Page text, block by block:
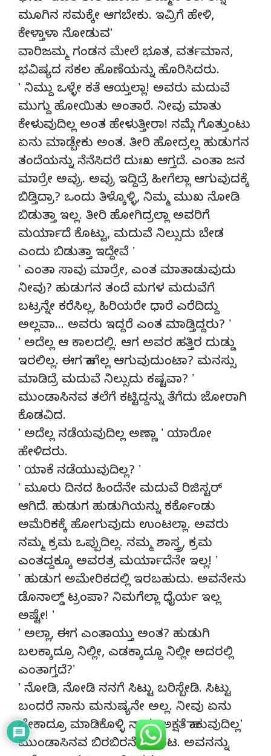
ಮೂಗಿನ ಸಮಕ್ಕೇ ಆಗಬೇಕು. ಇವ್ರಿಗೆ ಹೇಳಿ,
ಕೇಳ್ತಾಳಾ ನೋಡುವʼ
ವಾರಿಜಮ್ಮ ಗಂಡನ ಮೇಲೆ ಭೂತ, ವರ್ತಮಾನ,
ಭವಿಷ್ಯದ ಸಕಲ ಹೊಣೆಯನ್ನು ಹೊರಿಸಿದರು.
ʼ ನಿಮ್ದು ಒಳ್ಳೇ ಕತೆ ಆಯ್ತಲ್ಲಾ! ಅವರು ಮದುವೆ
ಮುಗ್ದು ಹೋಯಿತು ಅಂತಾರೆ. ನೀವು ಮಾತು
ಕೇಳುವುದಿಲ್ಲ ಅಂತ ಹೇಳುತ್ತೀರಾ! ನಮ್ಗೆ ಗೊತ್ತುಂಟು
ಏನು ಮಾಡ್ಬೇಕು ಅಂತ. ತೀರಿ ಹೋದ್ರಲ್ಲ ಹುಡುಗನ
ತಂದೆಯನ್ನು ನೆನೆಸಿದರೆ ದುಃಖ ಆಗ್ತದೆ. ಎಂತಾ ಜನ
ಮಾರ್ರೇ ಅವ್ರು. ಅವ್ರು ಇದ್ದಿದ್ರೆ ಹೀಗೆಲ್ಲಾ ಆಗುವುದಕ್ಕೆ
ಬಿಡ್ತಿದ್ರಾ? ಒಂದು ತಿಳ್ಕೊಳ್ಳಿ, ನಿಮ್ಮ ಮುಖ ನೋಡಿ
ಬಿಡುತ್ತಾ ಇಲ್ಲ. ತೀರಿ ಹೋಗಿದ್ರಲ್ಲಾ ಅವರಿಗೆ
ಮರ್ಯಾದೆ ಕೊಟ್ಟು, ಮದುವೆ ನಿಲ್ಸುದು ಬೇಡ
ಎಂದು ಬಿಡುತ್ತಾ ಇದ್ದೇವೆ ʼ
ʼ ಎಂತಾ ಸಾವು ಮಾರ್ರೇ, ಎಂತ ಮಾತಾಡುವುದು
ನೀವು? ಹುಡುಗನ ತಂದೆ ಮಗಳ ಮದುವೆಗೆ
ಬಟ್ರನ್ನೇ ಕರೆಸಿಲ್ಲ, ಹಿರಿಯರೇ ಧಾರೆ ಎರೆದಿದ್ದು
ಅಲ್ಲವಾ… ಅವರು ಇದ್ದರೆ ಎಂತ ಮಾಡ್ತಿದ್ದರು? ʼ
ʼ ಅದೆಲ್ಲ ಆ ಕಾಲದಲ್ಲಿ. ಆಗ ಅವರ ಹತ್ತಿರ ದುಡ್ಡು
ಇರಲಿಲ್ಲ. ಈಗ ಹಾಗೆಲ್ಲ ಆಗುವುದುಂಟಾ? ಮನಸ್ಸು
ಮಾಡಿದ್ರೆ ಮದುವೆ ನಿಲ್ಸುದು ಕಷ್ಟವಾ? ʼ
ಮುಂಡಾಸಿನವ ತಲೆಗೆ ಕಟ್ಟಿದ್ದನ್ನು ತೆಗೆದು ಜೋರಾಗಿ
ಕೊಡವಿದ.
ʼ ಅದೆಲ್ಲ ನಡೆಯವುದಿಲ್ಲ ಅಣ್ಣಾ ʼ ಯಾರೋ
ಹೇಳಿದರು.
ʼ ಯಾಕೆ ನಡೆಯುವುದಿಲ್ಲ? ʼ
ʼ ಮೂರು ದಿನದ ಹಿಂದೆನೇ ಮದುವೆ ರಿಜಿಸ್ಟರ್‌
ಆಗಿದೆ. ಹುಡುಗ ಹುಡುಗಿಯನ್ನು ಕರ್ಕೊಂಡು
ಅಮೆರಿಕಕ್ಕೆ ಹೋಗುವುದು ಉಂಟಲ್ಲಾ. ಅವರು
ನಮ್ಮ ಕ್ರಮ ಒಪ್ಪುದಿಲ್ಲ. ನಮ್ಮ ಶಾಸ್ತ್ರ, ಕ್ರಮ
ಎಂತದ್ದಕ್ಕೂ ಅವರತ್ರ ಮರ್ಯಾದೆನೇ ಇಲ್ಲ! ʼ
ʼ ಹುಡುಗ ಅಮೇರಿಕದಲ್ಲಿ ಇರಬಹುದು. ಅವನೇನು
ಡೊನಾಲ್ಡ್‌ ಟ್ರಂಪಾ? ನಿಮಗೆಲ್ಲಾ ಧೈರ್ಯ ಇಲ್ಲ
ಅಷ್ಟೇ! ʼ
ʼ ಅಲ್ಲಾ, ಈಗ ಎಂತಾಯ್ತು ಅಂತ? ಹುಡುಗಿ
ಬಲಕ್ಕಾದ್ರೂ ನಿಲ್ಲೀ, ಎಡಕ್ಕಾದ್ದೂ ನಿಲ್ಲೀ ಅದರಲ್ಲಿ
ಎಂತಾಗ್ತದೆ?ʼ
ʼ ನೋಡಿ, ನೋಡಿ ನನಗೆ ಸಿಟ್ಟು ಬರಿಸ್ಬೇಡಿ. ಸಿಟ್ಟು
ಬಂದರೆ ನಾನು ಮನುಷ್ಯನೇ ಅಲ್ಲ. ನೀವು ಏನು
ಬೇಕಾದ್ರೂ ಮಾಡಿಕೊಳ್ಳಿ ನಾನು ಅಕ್ಷತೆ ಹಾಕುವುದಿಲ್ಲʼ
ಮುಂಡಾಸಿನವ ಬಿರಬಿರನೆ ಹೊರಟ. ಅವನನ್ನು